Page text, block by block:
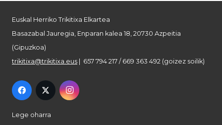
Euskal Herriko Trikitixa Elkartea
Basazabal Jauregia, Enparan kalea 18, 20730 Azpeitia
(Gipuzkoa)
trikitixa@trikitixa.eus | 657 794 217 / 669 363 492 (goizez soilik)
Lege oharra